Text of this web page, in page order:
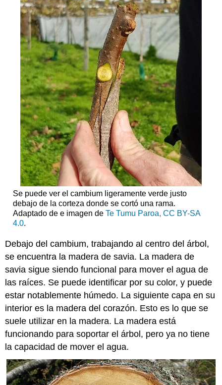
Se puede ver el cambium ligeramente verde justo
debajo de la corteza donde se cortó una rama.
Adaptado de e imagen de Te Tumu Paroa, CC BY-SA
4.0.
Debajo del cambium, trabajando al centro del árbol,
se encuentra la madera de savia. La madera de
savia sigue siendo funcional para mover el agua de
las raíces. Se puede identificar por su color, y puede
estar notablemente húmedo. La siguiente capa en su
interior es la madera del corazón. Esto es lo que se
suele utilizar en la madera. La madera está
funcionando para soportar el árbol, pero ya no tiene
la capacidad de mover el agua.